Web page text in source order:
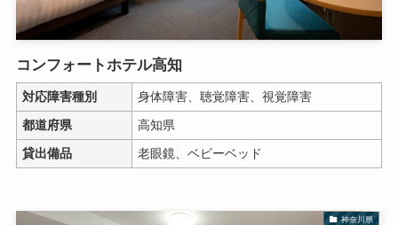
コンフォートホテル高知
対応障害種別
身体障害、聴覚障害、視覚障害
都道府県
高知県
貸出備品
老眼鏡、ベビーベッド
神奈川県